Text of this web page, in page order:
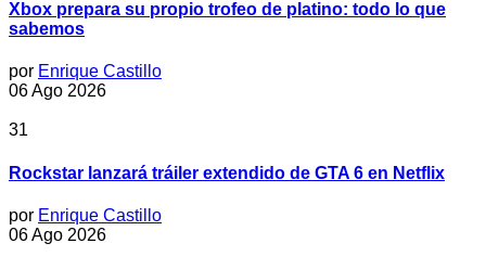
Xbox prepara su propio trofeo de platino: todo lo que
sabemos
por Enrique Castillo
06 Ago 2026
31
Rockstar lanzará tráiler extendido de GTA 6 en Netflix
por Enrique Castillo
06 Ago 2026